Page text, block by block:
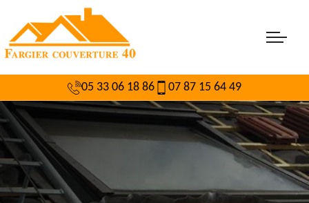
05 33 06 18 86 07 87 15 64 49